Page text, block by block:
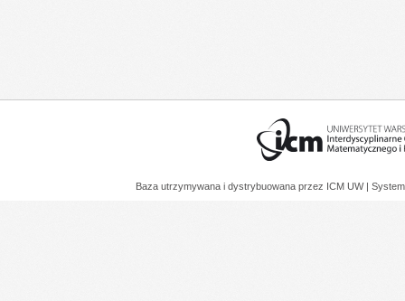
Baza utrzymywana i dystrybuowana przez ICM UW |